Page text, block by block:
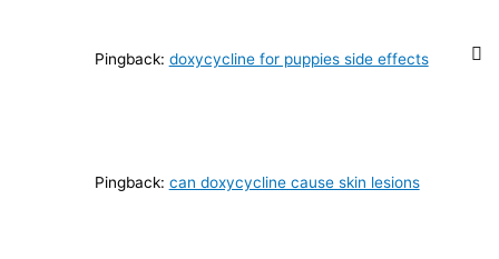
Pingback: doxycycline for puppies side effects
Pingback: can doxycycline cause skin lesions